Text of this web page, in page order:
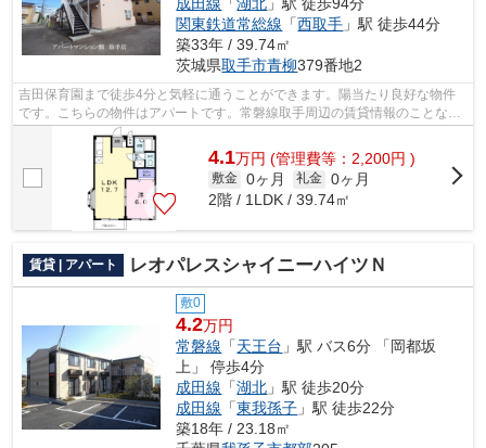
成田線 「湖北 」駅 徒歩94分
関東鉄道常総線 「西取手 」駅 徒歩44分
築33年 / 39.74㎡
茨城県取手市青柳379番地2
吉田保育園まで徒歩4分と気軽に通うことができます。陽当たり良好な物件
です。こちらの物件はアパートです。常磐線取手周辺の賃貸情報のことな
ら、地域に特化したアパートマンション館...
4.1万円 (管理費等：2,200円 )
敷金 0ヶ月 礼金 0ヶ月
2階 / 1LDK / 39.74㎡
賃貸 | アパート レオパレスシャイニーハイツＮ
敷0
4.2万円
常磐線 「天王台 」駅 バス6分 「岡都坂
上」 停歩4分
成田線 「湖北 」駅 徒歩20分
成田線 「東我孫子 」駅 徒歩22分
築18年 / 23.18㎡